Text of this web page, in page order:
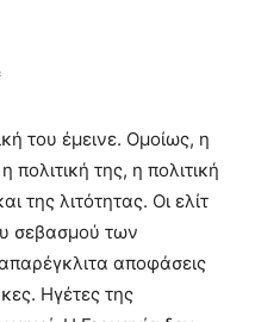
του έμεινε. Ομοίως, η
πολιτική της, η πολιτική
της λιτότητας. Οι ελίτ
σεβασμού των
αποφάσεις
Ηγέτες της